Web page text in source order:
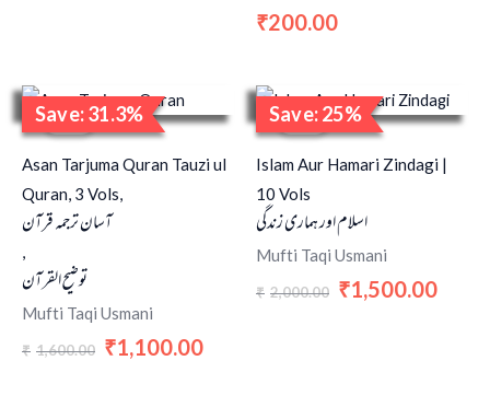
₹200.00
Save: 31.3%
Sale!
Asan Tarjuma Quran Tauzi ul
Quran, 3 Vols,
آسان ترجمہ قرآن
,
توضیح القرآن
Mufti Taqi Usmani
₹ 1,600.00
Original
price
was:
₹1,600.00.
₹1,100.00
Current
price
₹1,100.00.
Save: 25%
Sale!
Islam Aur Hamari Zindagi |
10 Vols
اسلام اور ہماری زندگی
Mufti Taqi Usmani
₹ 2,000.00
Original
price
was:
₹2,000.00.
₹1,500.00
price